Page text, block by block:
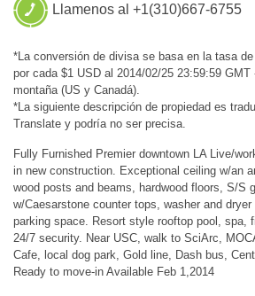
Llamenos al +1(310)667-6755
*La conversión de divisa se basa en la tasa
por cada $1 USD al 2014/02/25 23:59:59 GMT
montaña (US y Canadá).
*La siguiente descripción de propiedad es
Translate y podría no ser precisa.
Fully Furnished Premier downtown LA Live/
in new construction. Exceptional ceiling w/an
wood posts and beams, hardwood floors, S/S
w/Caesarstone counter tops, washer and
parking space. Resort style rooftop pool, spa,
24/7 security. Near USC, walk to SciArc,
Cafe, local dog park, Gold line, Dash bus,
Ready to move-in Available Feb 1,2014